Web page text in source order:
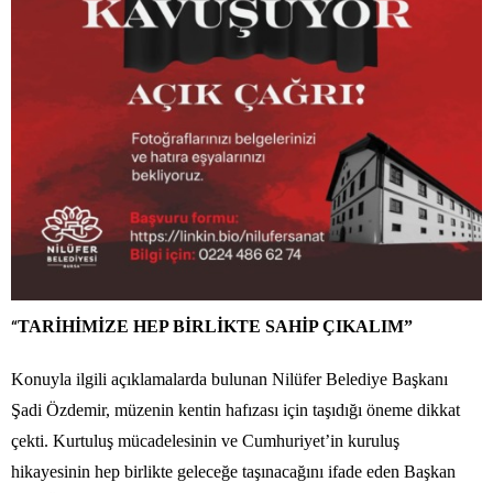
“TARİHİMİZE HEP BİRLİKTE SAHİP ÇIKALIM”
Konuyla ilgili açıklamalarda bulunan Nilüfer Belediye Başkanı
Şadi Özdemir, müzenin kentin hafızası için taşıdığı öneme dikkat
çekti. Kurtuluş mücadelesinin ve Cumhuriyet’in kuruluş
hikayesinin hep birlikte geleceğe taşınacağını ifade eden Başkan